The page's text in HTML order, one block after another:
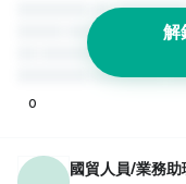
解
0
國貿人員/業務助